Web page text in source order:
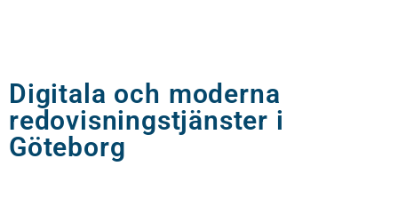
Digitala och moderna
redovisningstjänster i
Göteborg